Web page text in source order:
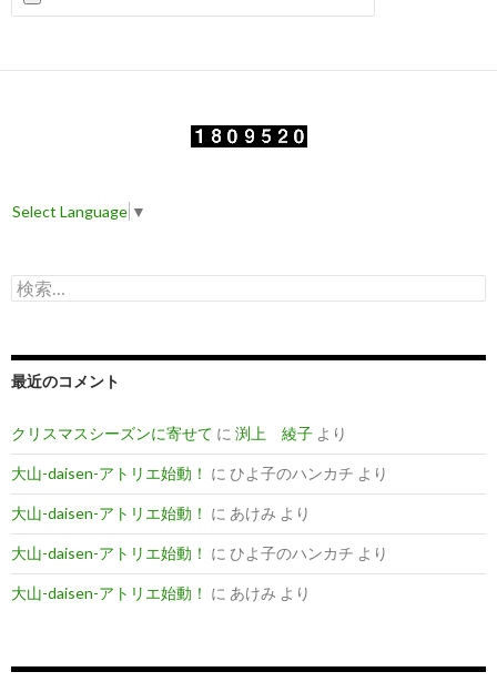
Select Language ▼
検
索
最近のコメント
クリスマスシーズンに寄せて に 渕上 綾子 より
大山-daisen-アトリエ始動！ に ひよ子のハンカチ より
大山-daisen-アトリエ始動！ に あけみ より
大山-daisen-アトリエ始動！ に ひよ子のハンカチ より
大山-daisen-アトリエ始動！ に あけみ より